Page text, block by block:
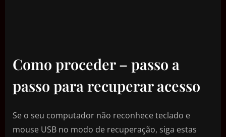
Como proceder – passo a
passo para recuperar acesso
Se o seu computador não reconhece teclado e
mouse USB no modo de recuperação, siga estas